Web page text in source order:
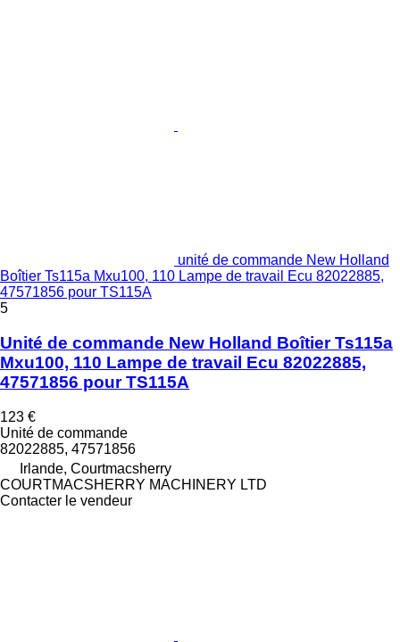
unité de commande New Holland
Boîtier Ts115a Mxu100, 110 Lampe de travail Ecu 82022885,
47571856 pour TS115A
5
Unité de commande New Holland Boîtier Ts115a
Mxu100, 110 Lampe de travail Ecu 82022885,
47571856 pour TS115A
123 €
Unité de commande
82022885, 47571856
Irlande, Courtmacsherry
COURTMACSHERRY MACHINERY LTD
Contacter le vendeur